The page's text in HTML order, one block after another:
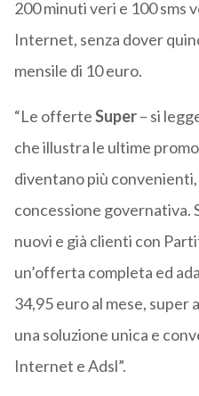
200 minuti veri e 100 sms
Internet, senza dover
mensile di 10 euro.
“Le offerteSuper– si
che illustra le ultime
diventano più
concessione governativa.
nuovi e già clienti con
un’offerta completa ed
34,95 euro al mese,
una soluzione unica e
Internet e Adsl”.